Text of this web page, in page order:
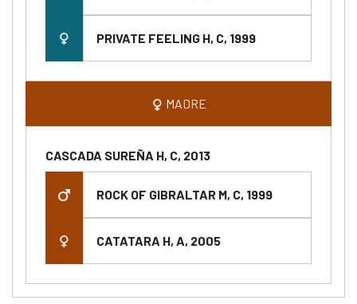
PRIVATE FEELING H, C, 1999
MADRE
CASCADA SUREÑA H, C, 2013
ROCK OF GIBRALTAR M, C, 1999
CATATARA H, A, 2005